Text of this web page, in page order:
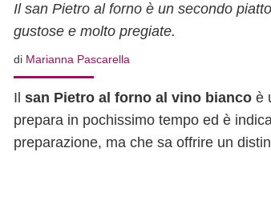
Il san Pietro al forno è un secondo
gustose e molto pregiate.
di Marianna Pascarella
Il san Pietro al forno al vino bianco è
prepara in pochissimo tempo ed è
preparazione, ma che sa offrire un